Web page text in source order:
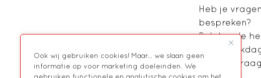
Ook wij gebruiken cookies! Maar... we slaan geen
informatie op voor marketing doeleinden. We
Heb je
bespreken?
Bel dan de
(elke
denken